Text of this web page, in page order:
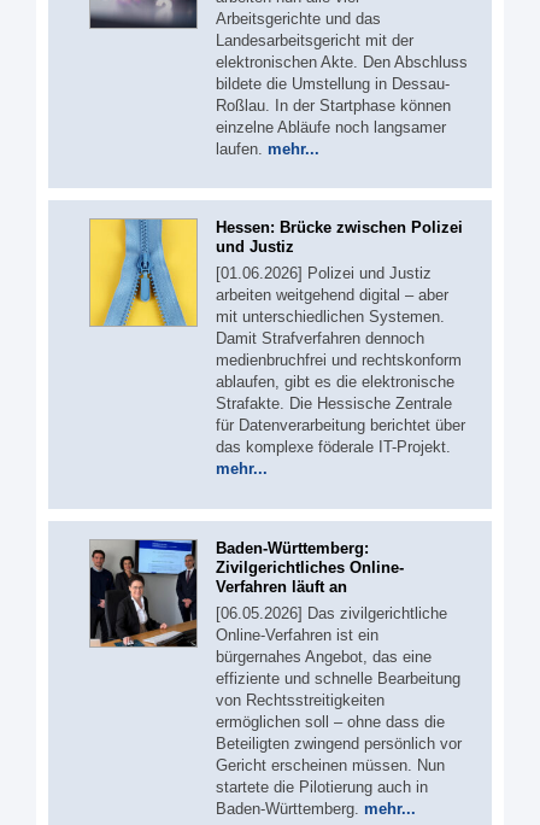
Arbeitsgerichte und das
Landesarbeitsgericht mit der
elektronischen Akte. Den Abschluss
bildete die Umstellung in Dessau-
Roßlau. In der Startphase können
einzelne Abläufe noch langsamer
laufen. mehr...
Hessen: Brücke zwischen Polizei
und Justiz
[01.06.2026] Polizei und Justiz
arbeiten weitgehend digital – aber
mit unterschiedlichen Systemen.
Damit Strafverfahren dennoch
medienbruchfrei und rechtskonform
ablaufen, gibt es die elektronische
Strafakte. Die Hessische Zentrale
für Datenverarbeitung berichtet über
das komplexe föderale IT-Projekt.
mehr...
Baden-Württemberg:
Zivilgerichtliches Online-
Verfahren läuft an
[06.05.2026] Das zivilgerichtliche
Online-Verfahren ist ein
bürgernahes Angebot, das eine
effiziente und schnelle Bearbeitung
von Rechtsstreitigkeiten
ermöglichen soll – ohne dass die
Beteiligten zwingend persönlich vor
Gericht erscheinen müssen. Nun
startete die Pilotierung auch in
Baden-Württemberg. mehr...